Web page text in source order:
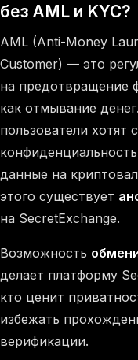
без AML и KYC?
AML (Anti-Money
Customer) — это
на предотвращение
как отмывание
пользователи хотят
данные на
этого существует
на SecretExchange.
Возможность
делает платформу
кто ценит
избежать
верификации.